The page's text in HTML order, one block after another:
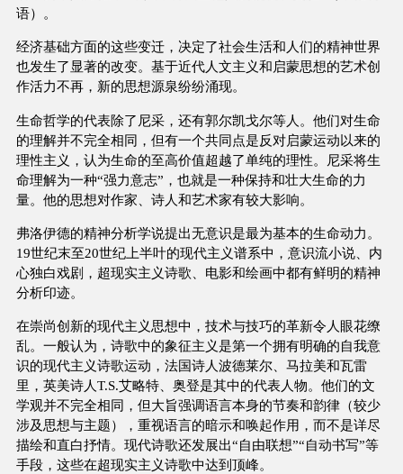
语）。
经济基础方面的这些变迁，决定了社会生活和人们的精神世界
也发生了显著的改变。基于近代人文主义和启蒙思想的艺术创
作活力不再，新的思想源泉纷纷涌现。
生命哲学的代表除了尼采，还有郭尔凯戈尔等人。他们对生命
的理解并不完全相同，但有一个共同点是反对启蒙运动以来的
理性主义，认为生命的至高价值超越了单纯的理性。尼采将生
命理解为一种“强力意志”，也就是一种保持和壮大生命的力
量。他的思想对作家、诗人和艺术家有较大影响。
弗洛伊德的精神分析学说提出无意识是最为基本的生命动力。
19世纪末至20世纪上半叶的现代主义谱系中，意识流小说、内
心独白戏剧，超现实主义诗歌、电影和绘画中都有鲜明的精神
分析印迹。
在崇尚创新的现代主义思想中，技术与技巧的革新令人眼花缭
乱。一般认为，诗歌中的象征主义是第一个拥有明确的自我意
识的现代主义诗歌运动，法国诗人波德莱尔、马拉美和瓦雷
里，英美诗人T.S.艾略特、奥登是其中的代表人物。他们的文
学观并不完全相同，但大旨强调语言本身的节奏和韵律（较少
涉及思想与主题），重视语言的暗示和唤起作用，而不是详尽
描绘和直白抒情。现代诗歌还发展出“自由联想”“自动书写”等
手段，这些在超现实主义诗歌中达到顶峰。